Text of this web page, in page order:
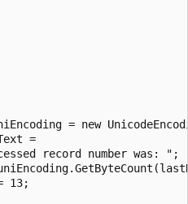
= new
=
record number was: ";
13;